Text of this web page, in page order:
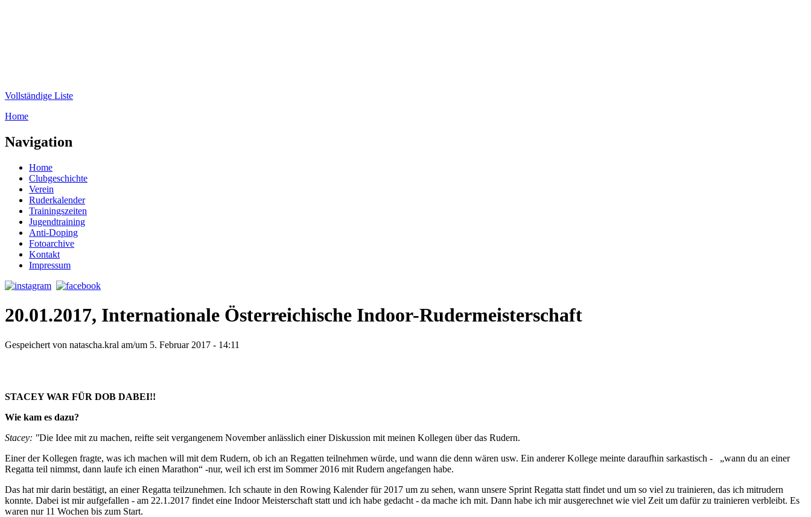
Vollständige Liste
Home
Navigation
Home
Clubgeschichte
Verein
Ruderkalender
Trainingszeiten
Jugendtraining
Anti-Doping
Fotoarchive
Kontakt
Impressum
20.01.2017, Internationale Österreichische Indoor-Rudermeisterschaft
Gespeichert von natascha.kral am/um 5. Februar 2017 - 14:11
STACEY WAR FÜR DOB DABEI!!
Wie kam es dazu?
Stacey: "Die Idee mit zu machen, reifte seit vergangenem November anlässlich einer Diskussion mit meinen Kollegen über das Rudern.
Einer der Kollegen fragte, was ich machen will mit dem Rudern, ob ich an Regatten teilnehmen würde, und wann die denn wären usw. Ein anderer Kollege meinte daraufhin sarkastisch - „wann du an einer
Regatta teil nimmst, dann laufe ich einen Marathon“ -nur, weil ich erst im Sommer 2016 mit Rudern angefangen habe.
Das hat mir darin bestätigt, an einer Regatta teilzunehmen. Ich schaute in den Rowing Kalender für 2017 um zu sehen, wann unsere Sprint Regatta statt findet und um so viel zu trainieren, das ich mitrudern
konnte. Dabei ist mir aufgefallen - am 22.1.2017 findet eine Indoor Meisterschaft statt und ich habe gedacht - da mache ich mit. Dann habe ich mir ausgerechnet wie viel Zeit um dafür zu trainieren verbleibt. Es
waren nur 11 Wochen bis zum Start.